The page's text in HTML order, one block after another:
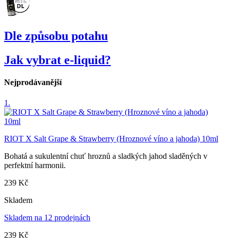
Dle způsobu potahu
Jak vybrat e-liquid?
Nejprodávanější
1.
RIOT X Salt Grape & Strawberry (Hroznové víno a jahoda) 10ml
Bohatá a sukulentní chuť hroznů a sladkých jahod sladěných v
perfektní harmonii.
239 Kč
Skladem
Skladem na 12 prodejnách
239 Kč